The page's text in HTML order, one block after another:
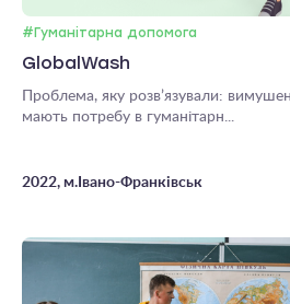
#Гуманітарна допомога
GlobalWash
Проблема, яку розв’язували:
мають потребу в гуманітарн...
2022, м.Івано-Франківськ